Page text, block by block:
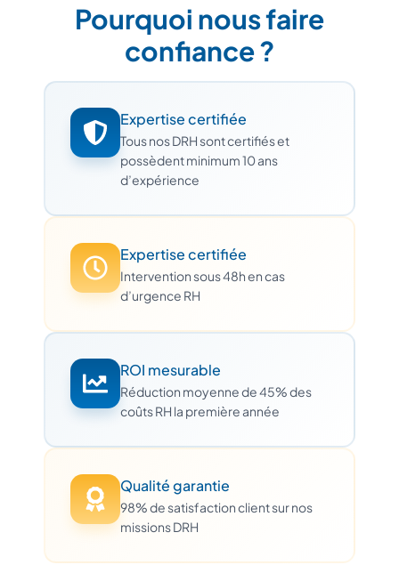
Pourquoi nous faire
confiance ?
Expertise certifiée
Tous nos DRH sont certifiés et
possèdent minimum 10 ans
d’expérience
Expertise certifiée
Intervention sous 48h en cas
d’urgence RH
ROI mesurable
Réduction moyenne de 45% des
coûts RH la première année
Qualité garantie
98% de satisfaction client sur nos
missions DRH